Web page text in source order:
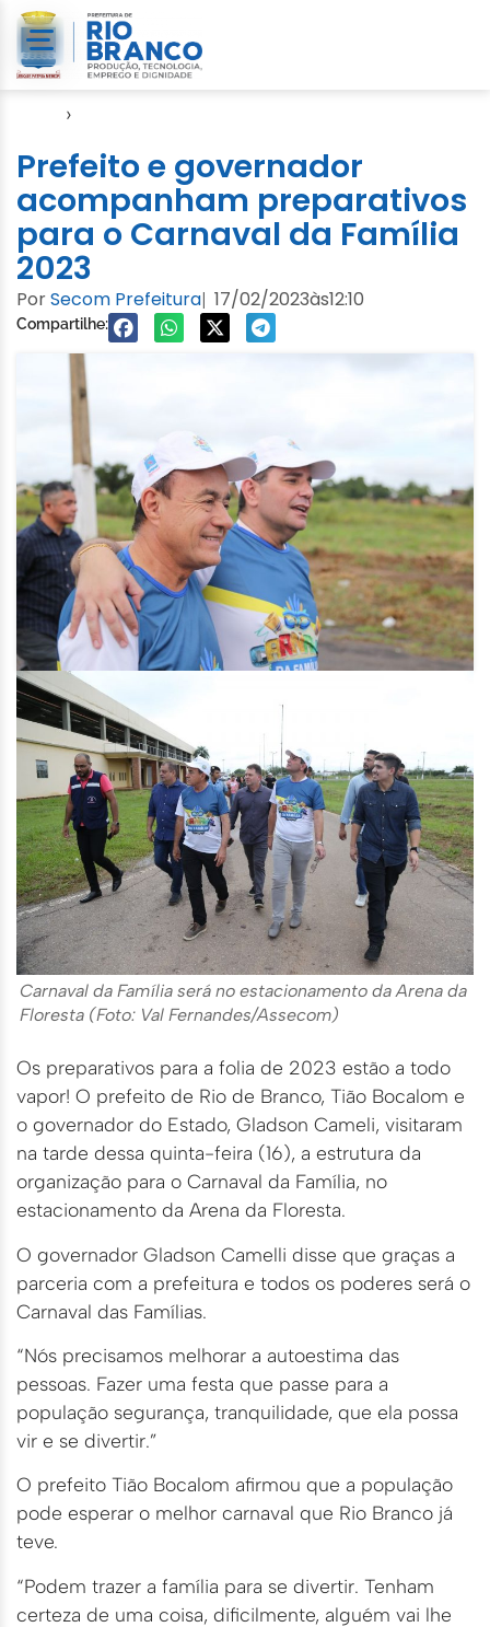
›
Prefeito e governador
acompanham preparativos
para o Carnaval da Família
2023
PorSecom Prefeitura| 17/02/2023às12:10
Compartilhe:
Carnaval da Família será no estacionamento da Arena da
Floresta (Foto: Val Fernandes/Assecom)
Os preparativos para a folia de 2023 estão a todo
vapor! O prefeito de Rio de Branco, Tião Bocalom e
o governador do Estado, Gladson Cameli, visitaram
na tarde dessa quinta-feira (16), a estrutura da
organização para o Carnaval da Família, no
estacionamento da Arena da Floresta.
O governador Gladson Camelli disse que graças a
parceria com a prefeitura e todos os poderes será o
Carnaval das Famílias.
“Nós precisamos melhorar a autoestima das
pessoas. Fazer uma festa que passe para a
população segurança, tranquilidade, que ela possa
vir e se divertir.”
O prefeito Tião Bocalom afirmou que a população
pode esperar o melhor carnaval que Rio Branco já
teve.
“Podem trazer a família para se divertir. Tenham
certeza de uma coisa, dificilmente, alguém vai lhe